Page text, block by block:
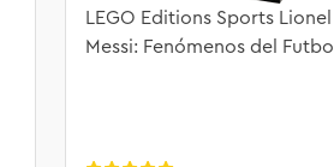
LEGO Editions Sports Lionel
Messi: Fenómenos del Futbol